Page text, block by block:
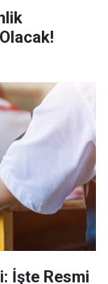
İşte Resmi